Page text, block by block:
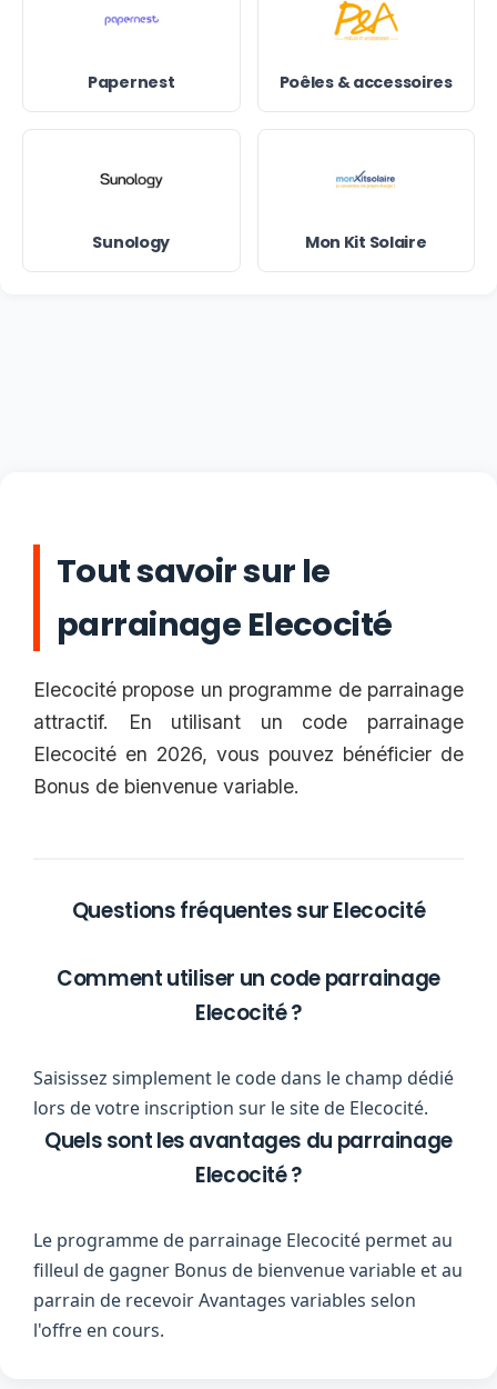
Papernest Poêles & accessoires
Sunology Mon Kit Solaire
Tout savoir sur le
parrainage Elecocité
Elecocité propose un programme de parrainage
attractif. En utilisant un code parrainage
Elecocité en 2026, vous pouvez bénéficier de
Bonus de bienvenue variable.
Questions fréquentes sur Elecocité
Comment utiliser un code parrainage
Elecocité ?
Saisissez simplement le code dans le champ dédié
lors de votre inscription sur le site de Elecocité.
Quels sont les avantages du parrainage
Elecocité ?
Le programme de parrainage Elecocité permet au
filleul de gagner Bonus de bienvenue variable et au
parrain de recevoir Avantages variables selon
l'offre en cours.